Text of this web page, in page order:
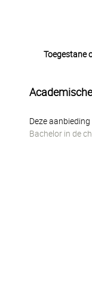
Toegestane
Deze
Bachelor in de